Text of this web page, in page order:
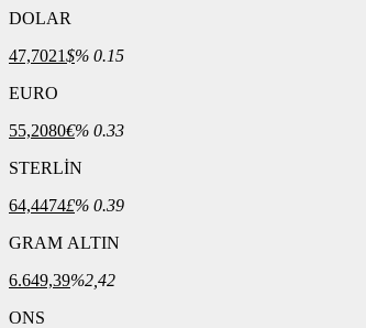
DOLAR
47,7021$% 0.15
EURO
55,2080€% 0.33
STERLİN
64,4474£% 0.39
GRAM ALTIN
6.649,39%2,42
ONS